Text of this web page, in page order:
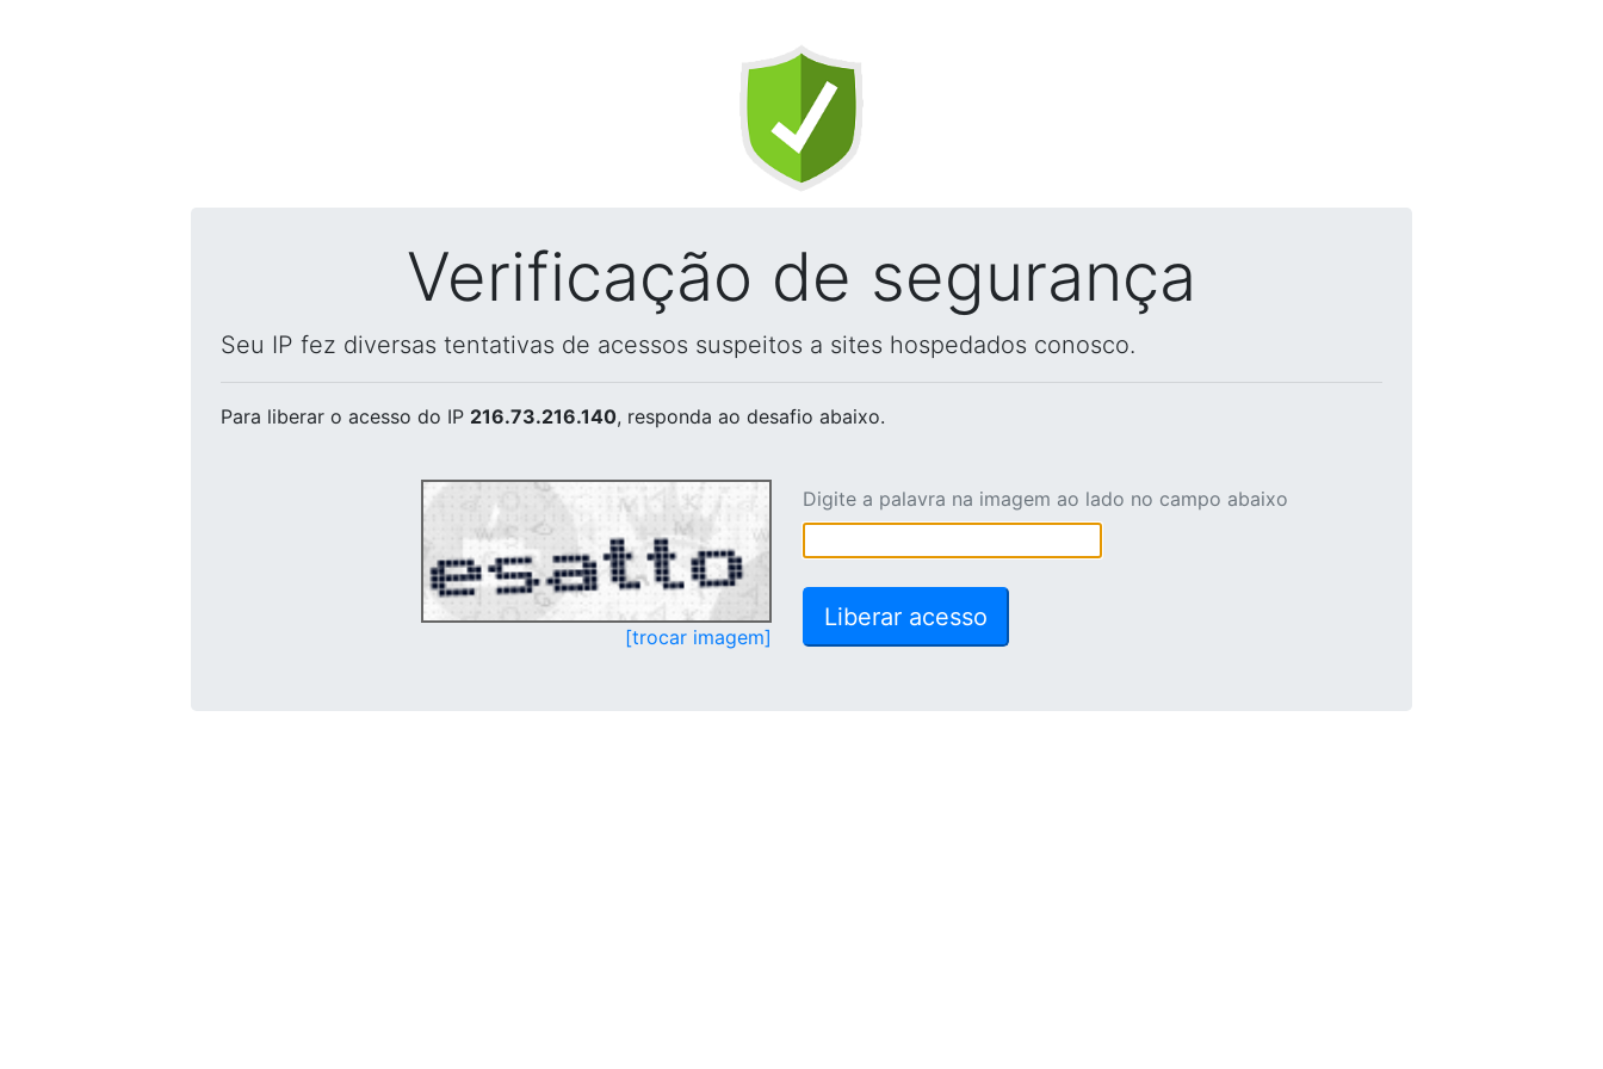
Verificação de segurança
Seu IP fez diversas tentativas de acessos suspeitos a sites hospedados conosco.
Para liberar o acesso do IP 216.73.216.140, responda ao desafio abaixo.
[trocar imagem]
Digite a palavra na imagem ao lado no campo abaixo